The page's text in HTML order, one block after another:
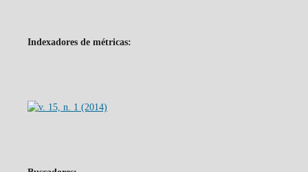
Indexadores de métricas: